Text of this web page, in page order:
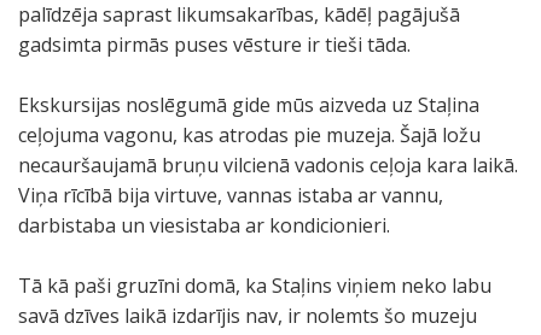
palīdzēja saprast likumsakarības, kādēļ pagājušā
gadsimta pirmās puses vēsture ir tieši tāda.
Ekskursijas noslēgumā gide mūs aizveda uz Staļina
ceļojuma vagonu, kas atrodas pie muzeja. Šajā ložu
necauršaujamā bruņu vilcienā vadonis ceļoja kara laikā.
Viņa rīcībā bija virtuve, vannas istaba ar vannu,
darbistaba un viesistaba ar kondicionieri.
Tā kā paši gruzīni domā, ka Staļins viņiem neko labu
savā dzīves laikā izdarījis nav, ir nolemts šo muzeju